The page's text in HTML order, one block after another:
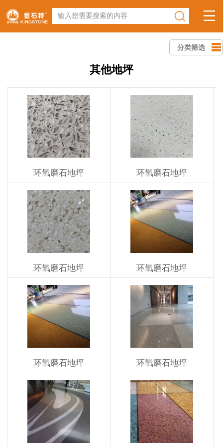
输入您需要搜索的内容
分类筛选
其他地坪
环氧磨石地坪 环氧磨石地坪
环氧磨石地坪 环氧磨石地坪
环氧磨石地坪 环氧磨石地坪